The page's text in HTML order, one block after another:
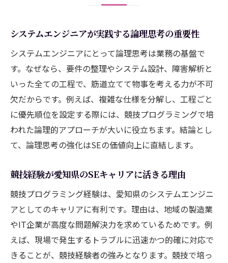
システムエンジニアが実践する論理思考の重要性
システムエンジニアにとって論理思考は業務の基盤で
す。なぜなら、要件の整理やシステム設計、障害解析と
いった全ての工程で、筋道立てて物事を考える力が不可
欠だからです。例えば、複雑な仕様を分解し、工程ごと
に優先順位を設定する際には、競技プログラミングで培
われた論理的アプローチが大いに役立ちます。結論とし
て、論理思考の強化はSEの価値向上に直結します。
競技経験が愛知県のSEキャリアに活きる理由
競技プログラミング経験は、愛知県のシステムエンジニ
アとしてのキャリアに有利です。理由は、地域の製造業
やIT企業が高度な問題解決力を求めているためです。例
えば、現場で発生するトラブルに迅速かつ的確に対応で
きることが、競技経験者の強みとなります。競技で培っ